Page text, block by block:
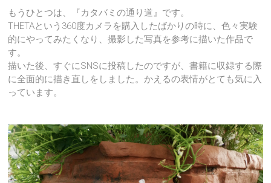
もうひとつは、『カタバミの通り道』です。
THETAという360度カメラを購入したばかりの時に、色々実験
的にやってみたくなり、撮影した写真を参考に描いた作品で
す。
描いた後、すぐにSNSに投稿したのですが、書籍に収録する際
に全面的に描き直しをしました。かえるの表情がとても気に入
っています。